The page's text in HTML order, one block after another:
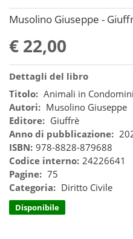
Musolino Giuseppe -
€ 22,00
Dettagli del libro
Titolo: Animali in
Autori: Musolino Giuseppe
Editore: Giuffrè
Anno di pubblicazione:
ISBN: 978-8828-879688
Codice interno: 24226641
Pagine: 75
Categoria: Diritto Civile
Disponibile